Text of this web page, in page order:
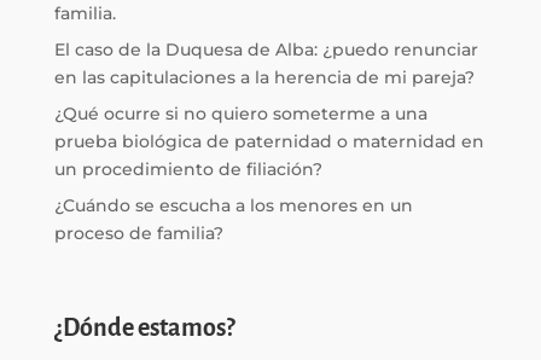
familia.
El caso de la Duquesa de Alba: ¿puedo renunciar
en las capitulaciones a la herencia de mi pareja?
¿Qué ocurre si no quiero someterme a una
prueba biológica de paternidad o maternidad en
un procedimiento de filiación?
¿Cuándo se escucha a los menores en un
proceso de familia?
¿Dónde estamos?